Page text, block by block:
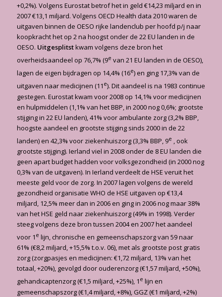
+0,2%). Volgens Eurostat betrof het in geld €14,23 miljard en in
2007 €13,1 miljard. Volgens OECD Health data 2010 waren de
uitgaven binnen de OESO rijke landenclub per hoofd p/j naar
koopkracht het op 2 na hoogst onder de 22 EU landen in de
OESO. Uitgesplitstkwam volgens deze bron het
overheidsaandeel op 76,7% (9e van 21 EU landen in de OESO),
lagen de eigen bijdragen op 14,4% (16e) en ging 17,3% van de
uitgaven naar medicijnen (11 e). Dit aandeel is na 1983 continue
gestegen. Eurostat kwam voor 2008 op 14,1% voor medicijnen
en hulpmiddelen (1,1% van het BBP, in 2000 nog 0,6%; grootste
stijging in 22 EU landen), 41% voor ambulante zorg (3,2% BBP,
hoogste aandeel en grootste stijging sinds 2000 in de 22
landen) en 42,3% voor ziekenhuiszorg (3,3% BBP, 9e , ook
grootste stijging). Ierland viel in 2008 onder de 8 EU landen die
geen apart budget hadden voor volksgezondheid (in 2000 nog
0,3% van de uitgaven). In Ierland verdeelt de HSE veruit het
meeste geld voor de zorg. In 2007 lagen volgens de wereld
gezondheid organisatie WHO de HSE uitgaven op €13,4
miljard, 12,5% meer dan in 2006 en ging in 2006 nog maar 38%
van het HSE geld naar ziekenhuiszorg (49% in 1998). Verder
steeg volgens deze bron tussen 2004 en 2007 het aandeel
voor 1 e lijn, chronische en gemeenschapszorg van 59 naar
61% (€8,2 miljard, +15,5% t.o.v. 06), met als grootste post gratis
zorg (zorgpasjes en medicijnen: €1,72 miljard, 13% van het
totaal, +20%), gevolgd door ouderenzorg (€1,57 miljard, +50%),
gehandicaptenzorg (€1,5 miljard, +25%), 1 e lijn en
gemeenschapszorg (€1,4 miljard, +8%), GGZ (€1 miljard, +2%)